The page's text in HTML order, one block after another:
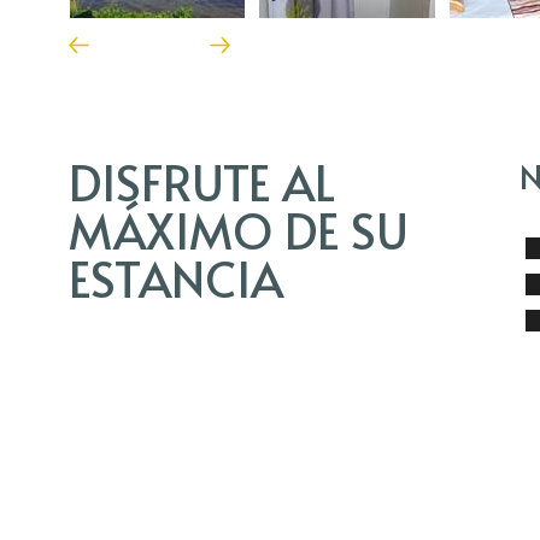
DISFRUTE AL
MÁXIMO DE SU
ESTANCIA